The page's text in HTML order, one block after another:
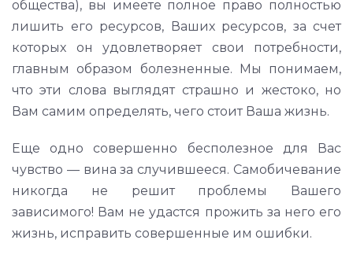
общества), вы имеете полное право полностью
лишить его ресурсов, Ваших ресурсов, за счет
которых он удовлетворяет свои потребности,
главным образом болезненные. Мы понимаем,
что эти слова выглядят страшно и жестоко, но
Вам самим определять, чего стоит Ваша жизнь.
Еще одно совершенно бесполезное для Вас
чувство — вина за случившееся. Самобичевание
никогда не решит проблемы Вашего
зависимого! Вам не удастся прожить за него его
жизнь, исправить совершенные им ошибки.